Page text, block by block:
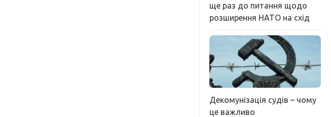
ще раз до питання щодо
розширення НАТО на схід
Декомунізація судів – чому
це важливо